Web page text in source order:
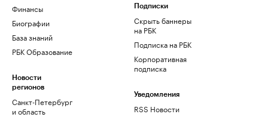
Финансы
Биографии
База знаний
РБК Образование
Новости
регионов
Санкт-Петербург
и область
Подписки
Скрыть баннеры
на РБК
Подписка на РБК
Корпоративная
подписка
Уведомления
RSS Новости